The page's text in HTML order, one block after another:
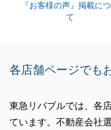
『お客様の声』掲載に
て
各店舗ページでも
東急リバブルでは、各
ています。不動産会社